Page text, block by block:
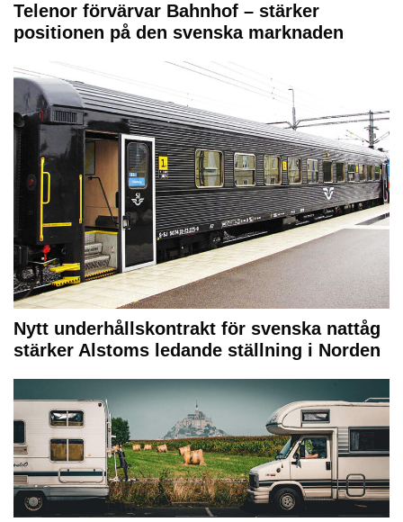
Telenor förvärvar Bahnhof – stärker
positionen på den svenska marknaden
Nytt underhållskontrakt för svenska nattåg
stärker Alstoms ledande ställning i Norden